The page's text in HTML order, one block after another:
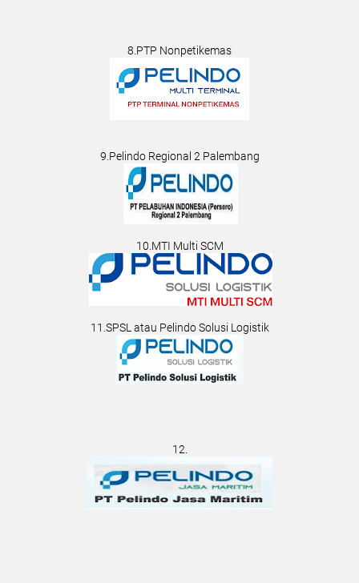
8.PTP Nonpetikemas
9.Pelindo Regional 2 Palembang
10.MTI Multi SCM
11.SPSL atau Pelindo Solusi Logistik
12.